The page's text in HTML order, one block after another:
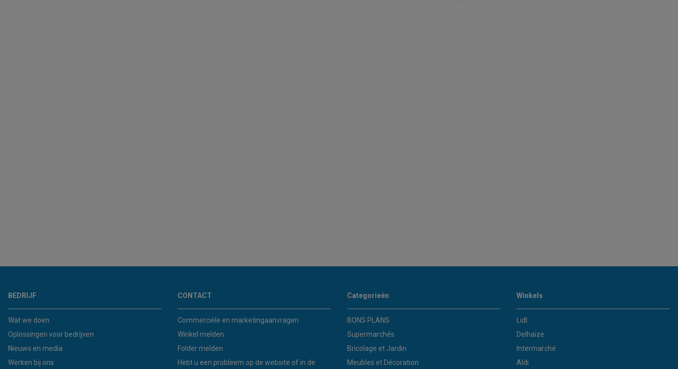
BEDRIJF
Wat we doen
Oplossingen voor bedrijven
Nieuws en media
Werken bij ons
CONTACT
Commerciële en marketingaanvragen
Winkel melden
Folder melden
Hebt u een probleem op de website of in de
Categorieën
BONS PLANS
Supermarchés
Bricolage et Jardin
Meubles et Décoration
Winkels
Lidl
Delhaize
Intermarché
Aldi